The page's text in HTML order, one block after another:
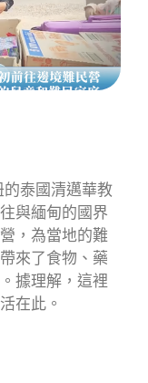
泰國清邁華教
與緬甸的國界
，為當地的難
來了食物、藥
據理解，這裡
在此。